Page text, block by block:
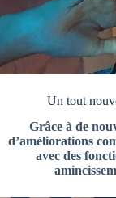
Un tout
Grâce à de
d’améliorations
avec des